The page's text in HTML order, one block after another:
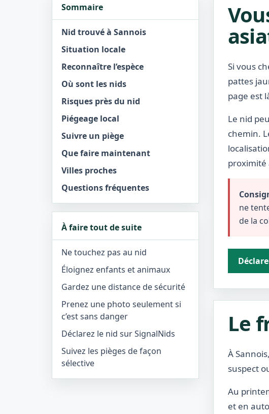
Sommaire
Nid trouvé à Sannois
Situation locale
Reconnaître l’espèce
Où sont les nids
Risques près du nid
Piégeage local
Suivre un piège
Que faire maintenant
Villes proches
Questions fréquentes
À faire tout de suite
Ne touchez pas au nid
Éloignez enfants et animaux
Gardez une distance de sécurité
Prenez une photo seulement si
c’est sans danger
Déclarez le nid sur SignalNids
Suivez les pièges de façon
sélective
Si vous
pattes
page est
Le nid
chemin.
proximité
ne
de la
Le
À
suspect
Au
et en